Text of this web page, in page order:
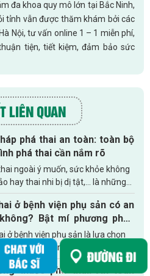
đa khoa quy mô lớn tại Bắc Ninh,
tỉnh vẫn được thăm khám bởi các
Nội, tư vấn online 1 – 1 miễn phí,
tiện, tiết kiệm, đảm bảo sức
LIÊN QUAN
phá thai an toàn: toàn bộ
phá thai cần nắm rõ
ngoài ý muốn, sức khỏe không
hay thai nhi bị dị tật,... là những
nhân khiến các chị em phải lựa
bỏ thai kì. Đây là hành động có thể
ở bệnh viện phụ sản có an
Bật mí phương pháp
mới hiện nay
ở bệnh viện phụ sản là lựa chọn
mà nhiều chị em phụ nữ hướng
đây có phải là cơ sở uy tín và
chị em lựa chọn hay không? Hãy
thuốc phá thai: An toàn